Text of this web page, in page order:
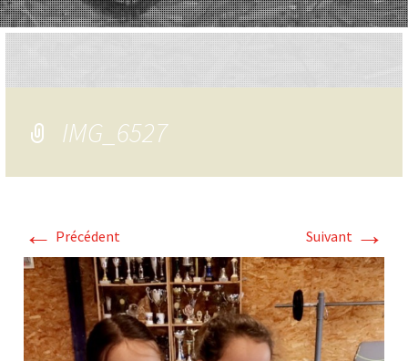
IMG_6527
← Précédent Suivant →